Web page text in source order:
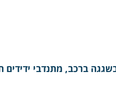
ברכב, מתנדבי ידידים